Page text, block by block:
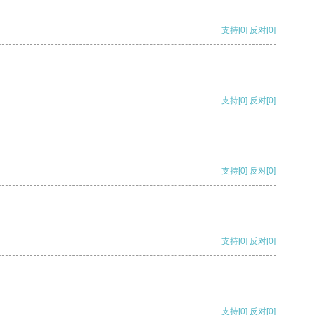
支持[0] 反对[0]
支持[0] 反对[0]
支持[0] 反对[0]
支持[0] 反对[0]
支持[0] 反对[0]